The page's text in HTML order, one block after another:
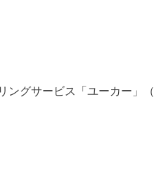
ングサービス「ユーカー」（